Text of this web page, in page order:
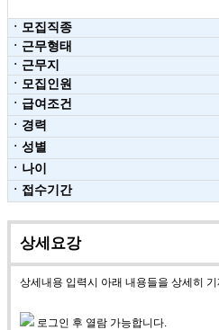
ㆍ모집직종
ㆍ근무형태
ㆍ근무지
ㆍ모집인원
ㆍ급여조건
ㆍ경력
ㆍ성별
ㆍ나이
ㆍ접수기간
상세요강
상세내용 입력시 아래 내용들을 상세히 기
로그인 후 열람 가능합니다.